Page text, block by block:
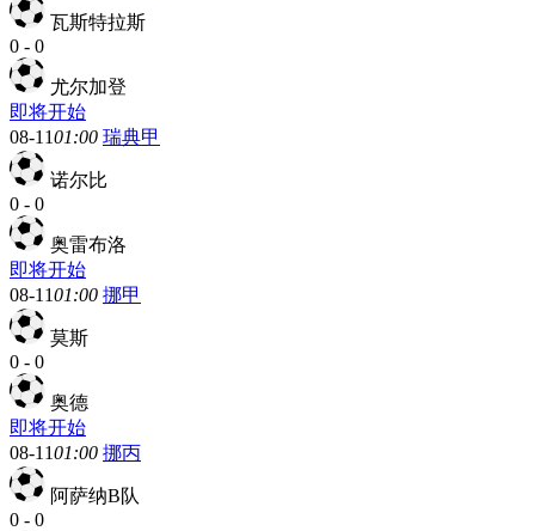
瓦斯特拉斯
0 - 0
尤尔加登
即将开始
08-1101:00 瑞典甲
诺尔比
0 - 0
奥雷布洛
即将开始
08-1101:00 挪甲
莫斯
0 - 0
奥德
即将开始
08-1101:00 挪丙
阿萨纳B队
0 - 0